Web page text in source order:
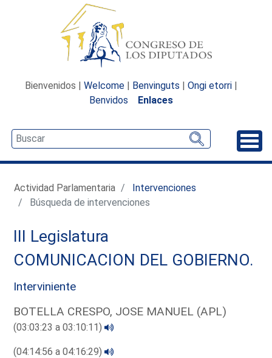
Bienvenidos | Welcome | Benvinguts | Ongi etorri |
Benvidos
Enlaces
Actividad Parlamentaria
Intervenciones
Búsqueda de intervenciones
III Legislatura
COMUNICACION DEL GOBIERNO.
Interviniente
BOTELLA CRESPO, JOSE MANUEL (APL)
(03:03:23 a 03:10:11)
(04:14:56 a 04:16:29)